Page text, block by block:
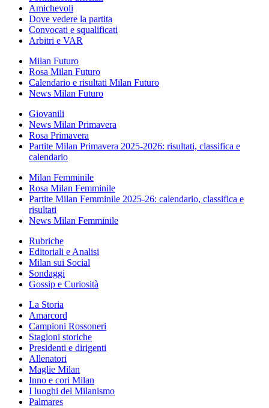
Amichevoli
Dove vedere la partita
Convocati e squalificati
Arbitri e VAR
Milan Futuro
Rosa Milan Futuro
Calendario e risultati Milan Futuro
News Milan Futuro
Giovanili
News Milan Primavera
Rosa Primavera
Partite Milan Primavera 2025-2026: risultati, classifica e
calendario
Milan Femminile
Rosa Milan Femminile
Partite Milan Femminile 2025-26: calendario, classifica e
risultati
News Milan Femminile
Rubriche
Editoriali e Analisi
Milan sui Social
Sondaggi
Gossip e Curiosità
La Storia
Amarcord
Campioni Rossoneri
Stagioni storiche
Presidenti e dirigenti
Allenatori
Maglie Milan
Inno e cori Milan
I luoghi del Milanismo
Palmares